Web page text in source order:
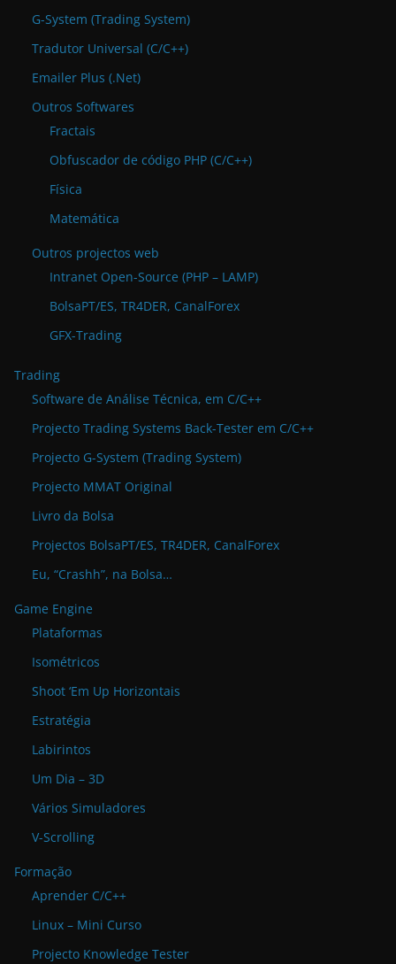
G-System (Trading System)
Tradutor Universal (C/C++)
Emailer Plus (.Net)
Outros Softwares
Fractais
Obfuscador de código PHP (C/C++)
Física
Matemática
Outros projectos web
Intranet Open-Source (PHP – LAMP)
BolsaPT/ES, TR4DER, CanalForex
GFX-Trading
Trading
Software de Análise Técnica, em C/C++
Projecto Trading Systems Back-Tester em C/C++
Projecto G-System (Trading System)
Projecto MMAT Original
Livro da Bolsa
Projectos BolsaPT/ES, TR4DER, CanalForex
Eu, “Crashh”, na Bolsa…
Game Engine
Plataformas
Isométricos
Shoot ‘Em Up Horizontais
Estratégia
Labirintos
Um Dia – 3D
Vários Simuladores
V-Scrolling
Formação
Aprender C/C++
Linux – Mini Curso
Projecto Knowledge Tester